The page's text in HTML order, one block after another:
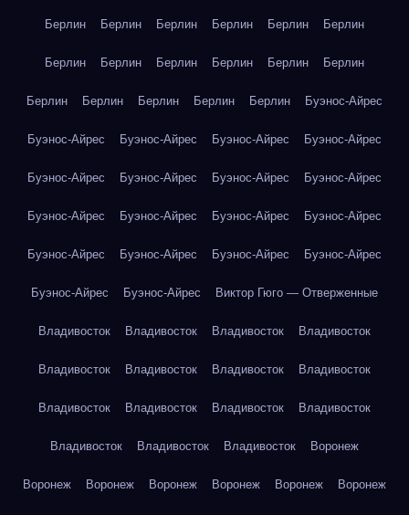
Берлин Берлин Берлин Берлин Берлин Берлин
Берлин Берлин Берлин Берлин Берлин Берлин
Берлин Берлин Берлин Берлин Берлин Буэнос-Айрес
Буэнос-Айрес Буэнос-Айрес Буэнос-Айрес Буэнос-Айрес
Буэнос-Айрес Буэнос-Айрес Буэнос-Айрес Буэнос-Айрес
Буэнос-Айрес Буэнос-Айрес Буэнос-Айрес Буэнос-Айрес
Буэнос-Айрес Буэнос-Айрес Буэнос-Айрес Буэнос-Айрес
Буэнос-Айрес Буэнос-Айрес Виктор Гюго — Отверженные
Владивосток Владивосток Владивосток Владивосток
Владивосток Владивосток Владивосток Владивосток
Владивосток Владивосток Владивосток Владивосток
Владивосток Владивосток Владивосток Воронеж
Воронеж Воронеж Воронеж Воронеж Воронеж Воронеж